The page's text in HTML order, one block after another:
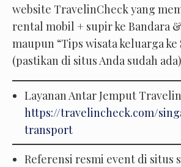
website TravelinCheck yang
rental mobil + supir ke Bandara
maupun “Tips wisata keluarga ke
(pastikan di situs Anda sudah
Layanan Antar Jemput
https://travelincheck.com/
transport
Referensi resmi event di situs